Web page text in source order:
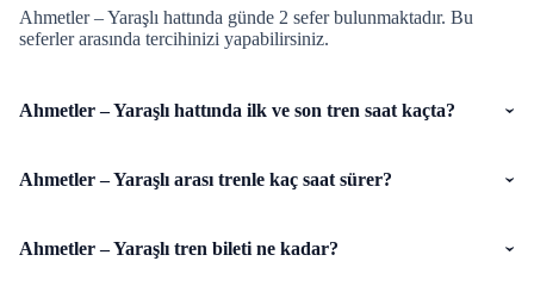
Ahmetler – Yaraşlı hattında günde 2 sefer bulunmaktadır. Bu
seferler arasında tercihinizi yapabilirsiniz.
Ahmetler – Yaraşlı hattında ilk ve son tren saat kaçta?
Ahmetler – Yaraşlı arası trenle kaç saat sürer?
Ahmetler – Yaraşlı tren bileti ne kadar?